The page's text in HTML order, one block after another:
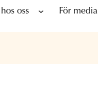
oss För media